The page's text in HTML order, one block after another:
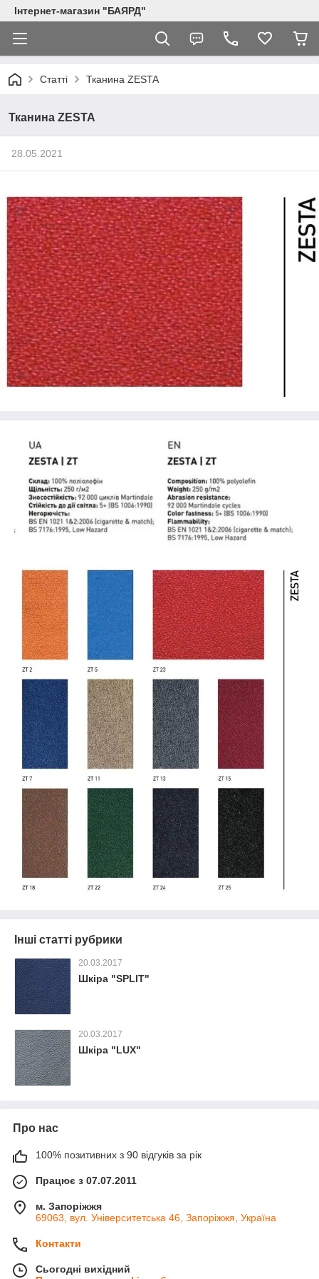
Інтернет-магазин "БАЯРД"
Статті Тканина ZESTA
Тканина ZESTA
28.05.2021
Інші статті рубрики
20.03.2017
Шкіра "SPLIT"
20.03.2017
Шкіра "LUX"
Про нас
100% позитивних з 90 відгуків за рік
Працює з 07.07.2011
м. Запоріжжя
69063, вул. Університетська 46, Запоріжжя, Україна
Контакти
Сьогодні вихідний